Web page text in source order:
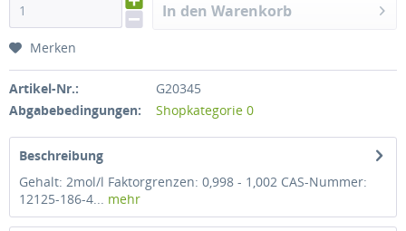
In den Warenkorb
Merken
Artikel-Nr.:
G20345
Abgabebedingungen:
Shopkategorie 0
Beschreibung
Gehalt: 2mol/l Faktorgrenzen: 0,998 - 1,002 CAS-Nummer:
12125-186-4... mehr